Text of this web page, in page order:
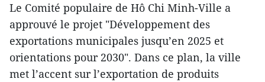
Le Comité populaire de Hô Chi Minh-Ville a
approuvé le projet "Développement des
exportations municipales jusqu’en 2025 et
orientations pour 2030". Dans ce plan, la ville
met l’accent sur l’exportation de produits